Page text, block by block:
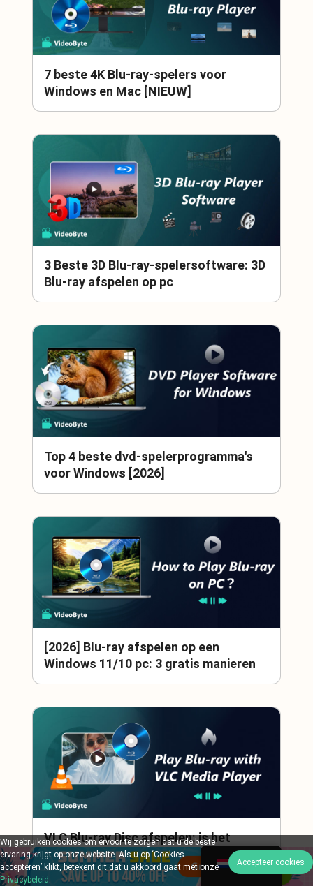
7 beste 4K Blu-ray-spelers voor
Windows en Mac [NIEUW]
3 Beste 3D Blu-ray-spelersoftware: 3D
Blu-ray afspelen op pc
Top 4 beste dvd-spelerprogramma's
voor Windows [2026]
[2026] Blu-ray afspelen op een
Windows 11/10 pc: 3 gratis manieren
VLC Blu-ray Disc afspelen: is het
mogelijk? [Windows & Mac]
Dutch
Wij gebruiken cookies om ervoor te zorgen dat u de beste
ervaring krijgt op onze website. Als u op ‘Cookies
accepteren’ klikt, betekent dit dat u akkoord gaat met onze
Privacybeleid
Accepteer cookies